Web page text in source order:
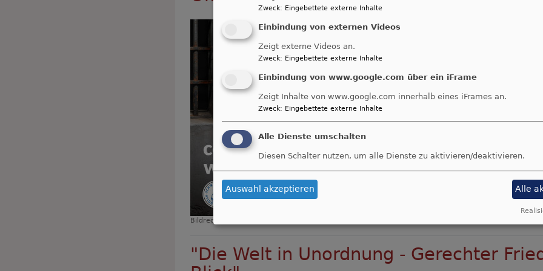
Bildrechte
Das Jahresmotto
Warburg
Friedenstauben durchbrechen
den Ausbruch aus der Logik von Angst
seinemLeitimpuls ordnet Vorstand
Gildemeister
das Motto als
Textfordert dazu auf, das eigene
aktiv für Menschenrechte einzutreten
Alternativen zur „Kriegstüchtigkeit“ zu
schlägt die FriedensDekade 2026 eine
"Die Welt in Unordnung - Gerechter
Zweck: Eingebettete externe Inhalte
Einbindung von externen Videos
Zeigt externe Videos an.
Zweck: Eingebettete externe Inhalte
Einbindung von www.google.com über ein iFrame
Zeigt Inhalte von www.google.com innerhalb eines iFrames an.
Zweck: Eingebettete externe Inhalte
Alle Dienste umschalten
Diesen Schalter nutzen, um alle Dienste zu aktivieren/deaktivieren.
Auswahl akzeptieren Alle